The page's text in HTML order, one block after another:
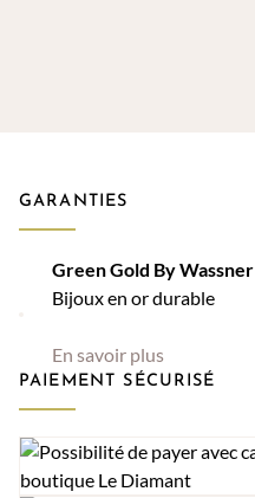
GARANTIES
Green Gold By Wassner
Bijoux en or durable
En savoir plus
PAIEMENT SÉCURISÉ